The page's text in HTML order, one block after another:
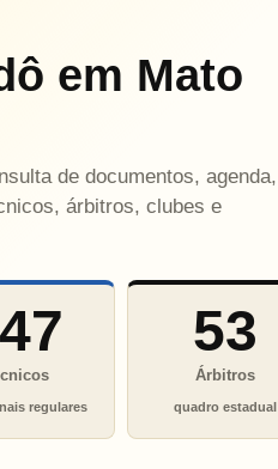
em Mato
de documentos, agenda,
árbitros, clubes e
regulares
53
Árbitros
quadro estadual